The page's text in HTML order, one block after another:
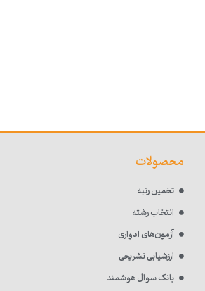
محصولات
تخمین رتبه
انتخاب رشته
آزمون‌های ادواری
ارزشیابی تشریحی
بانک سوال هوشمند